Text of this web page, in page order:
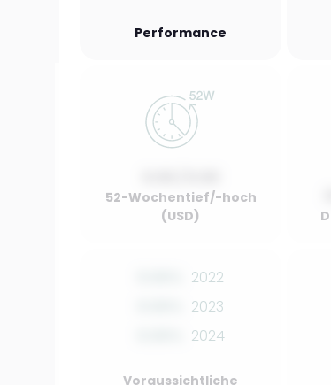
Performance
52-Wochentief/-hoch
(USD)
2022
2023
2024
Voraussichtliche